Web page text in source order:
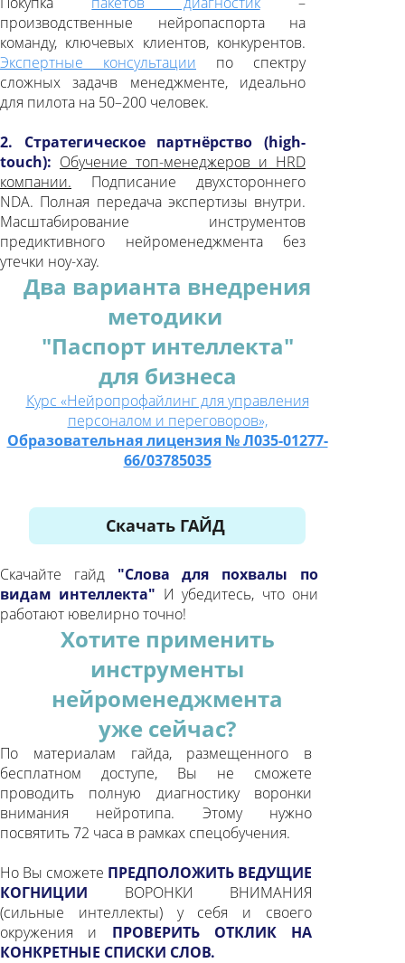
внутренней информации, так
называемаяФОРМАмышления.
Он врожден и не меняется, его
невозможно запрограммировать,
передать по наследству, перевоспитать.
частью личности, так же как
конституция тела, фенотип внешности.
Все кардинальные изменения
характера связаны сСОДЕРЖАНИЕМ
личности (жизненным опытом), а не ее
формой мышления. Нейротип
проявляется как автоматические
конотационные реакции на разные
сферы жизни, с заложенным
диапазоном освоения навыков и
степенью важности для личности.
Диагностика нейротипа не зависит
от уровня развития человека, методов
воспитания, возраста, настроения,
состояния здоровья - потому что при
скрининге ведется анализ
разных зон мозга. Таких же
автоматических программ как
программы дыхания, пишеварения,
регенерации и прочих.
личности ИНДИВИДУАЛИЗАЦИИ,
тем меньше проявляются
автоматические реакции
нейротипа.
ВОРОНКА
ВНИМАНИЯ
Врожденная архитектура расстановки
интеллектов от сильных к слабым,
неизменный алгоритм обработки
информации: у человека каждая
задача/слово попадает в свои зоны
коннотации:Уверенности
(максимальный драйв),Творчества,
Тревоги, Проверки, Азарта,
Претензий, Поддержки или Слепого
пятна.
Диапазон восприятия по
интеллектам можно расширять
соответсвующими тренировками.
Место интеллекта в воронке внимания
производственные нейропаспорта на
команду, ключевых клиентов, конкурентов.
Экспертные консультации
по спектру
сложных задачв менеджменте, идеально
для пилота на 50–200 человек.
2. Стратегическое партнёрство (high-
touch): Обучение топ-менеджеров и HRD
компании.Подписание двухстороннего
NDA. Полная передача экспертизы внутри.
Масштабирование инструментов
предиктивного нейроменеджмента без
утечки ноу-хау.
Два варианта внедрения
методики
"Паспорт интеллекта"
для бизнеса
Курс «Нейропрофайлинг для управления
персоналом и переговоров»,
Образовательная лицензия № Л035-01277-
66/03785035
Скачать ГАЙД
Скачайте гайд"Слова для похвалы по
видам интеллекта"И убедитесь, что они
работают ювелирно точно!
Хотите применить
инструменты
нейроменеджмента
уже сейчас?
По материалам гайда, размещенного в
бесплатном доступе, Вы не сможете
проводить полную диагностику воронки
внимания нейротипа. Этому нужно
посвятить 72 часа в рамках спецобучения.
Но Вы сможетеПРЕДПОЛОЖИТЬ ВЕДУЩИЕ
КОГНИЦИИ
ВОРОНКИ ВНИМАНИЯ
(сильные интеллекты) у себя и своего
окружения иПРОВЕРИТЬ ОТКЛИК НА
КОНКРЕТНЫЕ СПИСКИ СЛОВ.